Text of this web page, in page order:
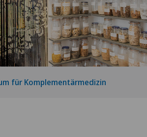
für Komplementärmedizin